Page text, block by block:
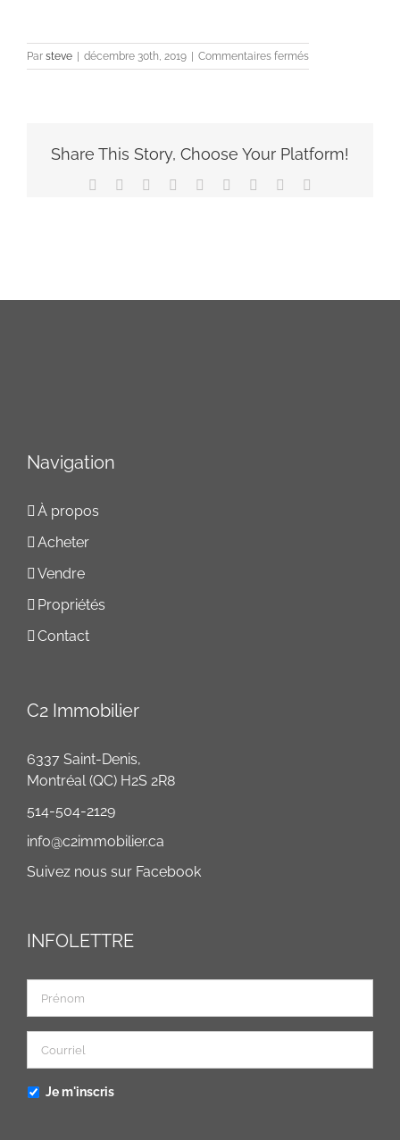
Par steve | décembre 30th, 2019 | Commentaires ferméssur
Marc-
(ENG)
Share This Story, Choose Your Platform!
Facebook Reddit LinkedInWhatsApp
TumblrPinterest
Navigation
À propos
Acheter
Vendre
Propriétés
Contact
C2 Immobilier
6337 Saint-Denis,
Montréal (QC) H2S 2R8
514-504-2129
info@c2immobilier.ca
Facebook
Suivez nous sur Facebook
INFOLETTRE
Je m'inscris